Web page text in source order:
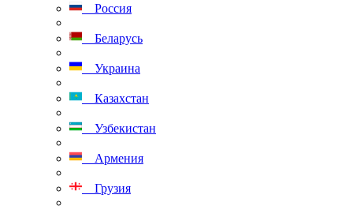
Россия
Беларусь
Украина
Казахстан
Узбекистан
Армения
Грузия